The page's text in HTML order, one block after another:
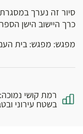
סיור זה נערך
כרך היישוב הישן
מפגש: מפגש: בית
רמת קושי
בשטח עירוני